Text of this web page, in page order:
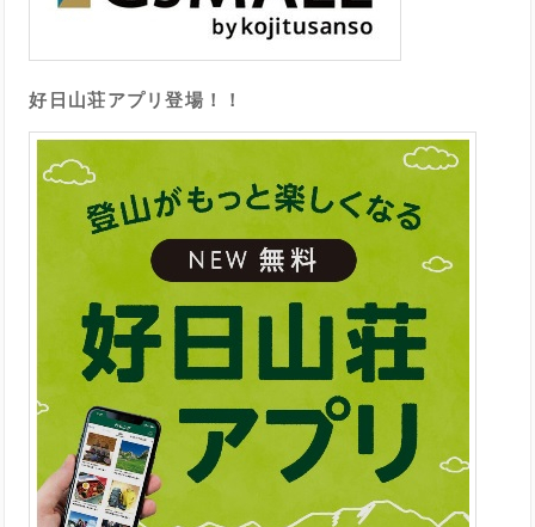
好日山荘アプリ登場！！